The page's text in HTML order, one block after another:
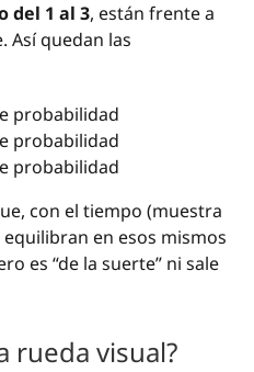
del 1 al 3, están frente a
Así quedan las
probabilidad
probabilidad
probabilidad
con el tiempo (muestra
en esos mismos
es “de la suerte” ni sale
rueda visual?